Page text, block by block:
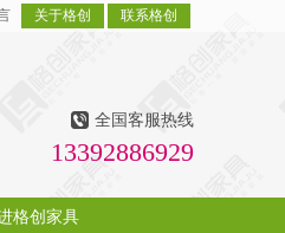
关于格创 联系格创
全国客服热线
13392886929
格创家具